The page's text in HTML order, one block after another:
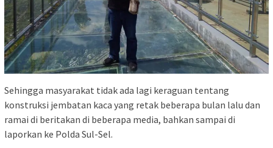
Sehingga masyarakat tidak ada lagi keraguan tentang
konstruksi jembatan kaca yang retak beberapa bulan lalu dan
ramai di beritakan di beberapa media, bahkan sampai di
laporkan ke Polda Sul-Sel.